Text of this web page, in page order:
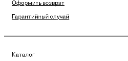
Оформить возврат
Гарантийный случай
Каталог